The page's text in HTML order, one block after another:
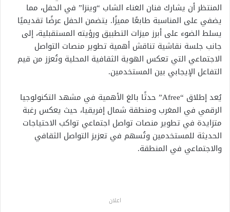
المنتظر أن يشارك فنان الغناء الشاب “وينزا” في الحفل، مما
يضفي على المناسبة طابعًا مميزًا. يتضمن الحفل عرضًا تقديميًا
يسلط الضوء على أبرز ميزات التطبيق ورؤيته المستقبلية، إلى
جانب جلسة نقاشية تناقش أهمية تطوير منصات التواصل
الاجتماعي التي تعكس الهوية الثقافية المحلية وتُعزز من قيم
التفاعل الإيجابي بين المستخدمين.
يُعد إطلاق “Afree” حدثًا بالغ الأهمية في مشهد التكنولوجيا
الرقمي في المغرب ومنطقة شمال إفريقيا، حيث يعكس رغبة
متزايدة في تطوير منصات تواصل اجتماعي تواكب الاحتياجات
الحديثة للمستخدمين وتُسهم في تعزيز التواصل الثقافي
والاجتماعي في المنطقة.
اعلان